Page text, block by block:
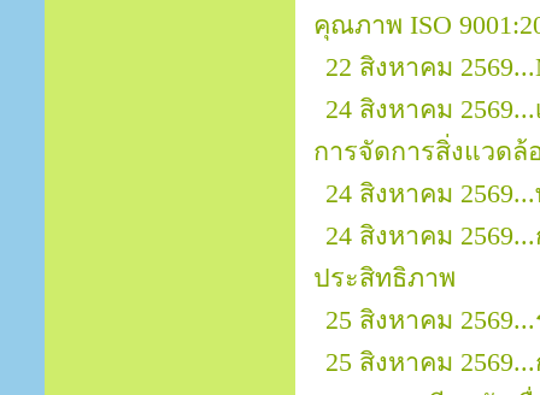
คุณภาพ ISO
22 สิงหาคม
24 สิงหาคม
การจัดการสิ่งแวดล้
24 สิงหาคม
24 สิงหาคม
ประสิทธิภาพ
25 สิงหาคม
25 สิงหาคม